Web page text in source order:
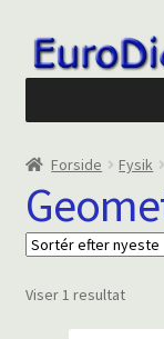
Spring
til
Spring
til
Om os
Privatliv og
Din Konto
Forside Fysik
Viser 1 resultat